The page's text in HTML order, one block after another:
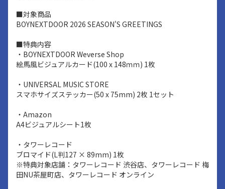
■対象商品
BOYNEXTDOOR 2026 SEASON'S GREETINGS
■特典内容
・BOYNEXTDOOR Weverse Shop
絵馬風ビジュアルカード(100 x 148ｍｍ) 1枚
・UNIVERSAL MUSIC STORE
スマホサイズステッカー(50 x 75mm) 2枚 1セット
・Amazon
A4ビジュアルシート1枚
・タワーレコード
ブロマイド(L判127 × 89mm) 1枚
※特典対象店舗：タワーレコード 渋谷店、タワーレコード 梅
田NU茶屋町店、タワーレコード オンライン